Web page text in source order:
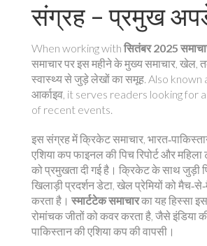
संग्रह – प्रमुख
When working with सितंबर 2025
समाचार पर इस महीने के मुख्य समाचार, खेल,
स्वास्थ्य से जुड़े लेखों का समूह. Also known
आर्काइव, it serves readers looking for
of recent events.
इस संग्रह मेंक्रिकेट समाचार,
एशिया कप फाइनल की पिच रिपोर्ट और महिला
को प्रमुखता दी गई है। क्रिकेट के साथ जुड़ी
खिलाड़ी प्रदर्शन डेटा, खेल प्रेमियों को
करता है। स्मार्टटेक समाचारका यह हिस्सा
रोमांचक जीतों को कवर करता है, जैसे इंडिया
पाकिस्तान की एशिया कप की वापसी।